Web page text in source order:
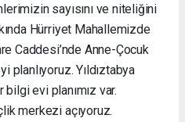
sayısını ve niteliğini
Hürriyet Mahallemizde
Caddesi’nde Anne-Çocuk
planlıyoruz. Yıldıztabya
evi planımız var.
merkezi açıyoruz.